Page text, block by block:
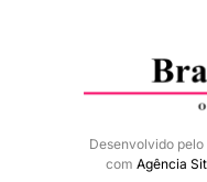
Desenvolvido pelo
com Agência